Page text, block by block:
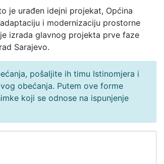
je urađen idejni projekat, Općina
i modernizaciju prostorne
izrada glavnog projekta prve faze
Sarajevo.
pošaljite ih timu Istinomjera i
obećanja. Putem ove forme
koji se odnose na ispunjenje